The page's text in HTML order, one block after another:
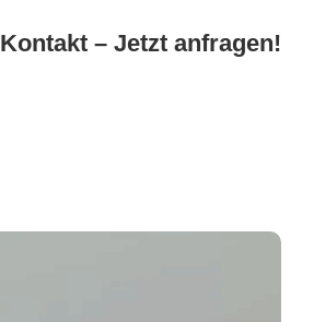
Kontakt – Jetzt anfragen!